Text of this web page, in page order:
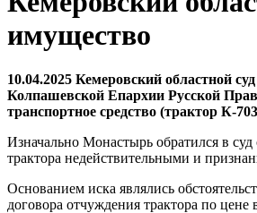
имущество
10.04.2025 Кемеровский областной суд
Колпашевской Епархии Русской
транспортное средство (трактор К-
Изначально Монастырь обратился в
трактора недействительными и
Основанием иска являлись
договора отчуждения трактора по